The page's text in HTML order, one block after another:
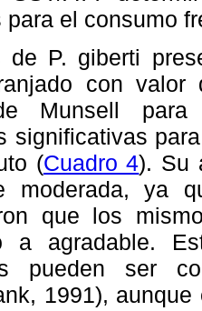
para el consumo
de P. giberti
con
Munsell para
significativas
(Cuadro 4). Su
moderada, ya
que los
a agradable.
pueden ser
1991),